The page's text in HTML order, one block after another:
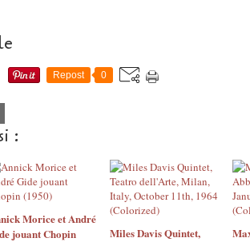
Repost 0
:
Morice et André
jouant Chopin
Miles Davis Quintet,